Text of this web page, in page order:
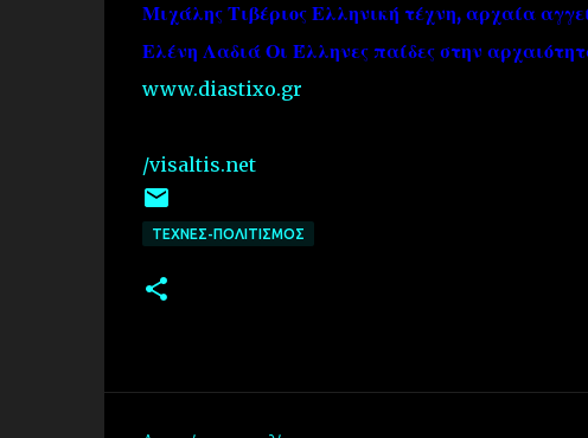
Μιχάλης Τιβέριος Ελληνική τέχνη, αρχαία
Ελένη Λαδιά Οι Έλληνες παίδες στην
www.diastixo.gr
/visaltis.net
ΤΕΧΝΕΣ-ΠΟΛΙΤΙΣΜΟΣ